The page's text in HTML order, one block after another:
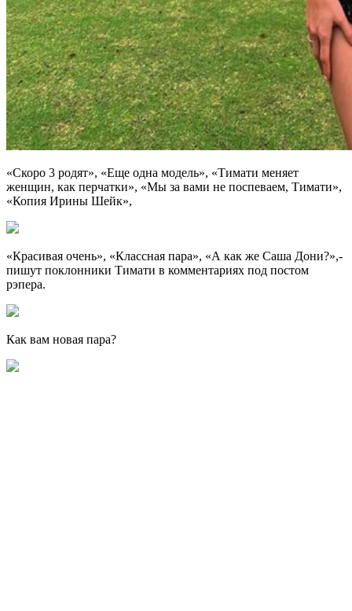
«Скоро 3 родят», «Еще одна модель», «Тимати меняет
женщин, как перчатки», «Мы за вами не поспеваем, Тимати»,
«Копия Ирины Шейк»,
«Красивая очень», «Классная пара», «А как же Саша Дони?»,-
пишут поклонники Тимати в комментариях под постом
рэпера.
Как вам новая пара?